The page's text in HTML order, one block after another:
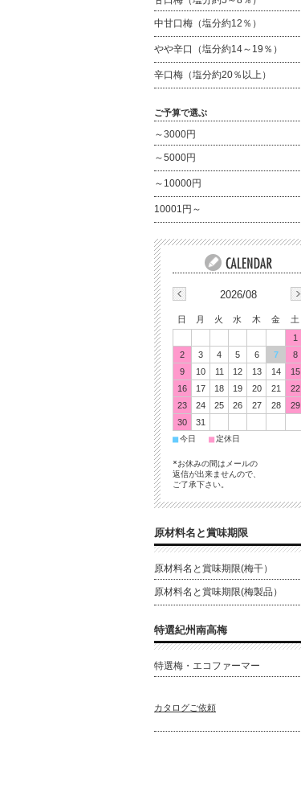
中甘口梅（塩分約12％）
やや辛口（塩分約14～19％）
辛口梅（塩分約20％以上）
ご予算で選ぶ
～3000円
～5000円
～10000円
10001円～
2026/08
日 月 火 水 木 金
土
1
2
3 4 5 6 7
8
9
10 11 12 13 14
15
16
17 18 19 20 21
22
23
24 25 26 27 28
29
30
31
■今日 ■定休日
*お休みの間はメールの
返信が出来ませんので、
ご了承下さい。
原材料名と賞味期限
原材料名と賞味期限(梅干）
原材料名と賞味期限(梅製品）
特選紀州南高梅
特選梅・エコファーマー
カタログご依頼